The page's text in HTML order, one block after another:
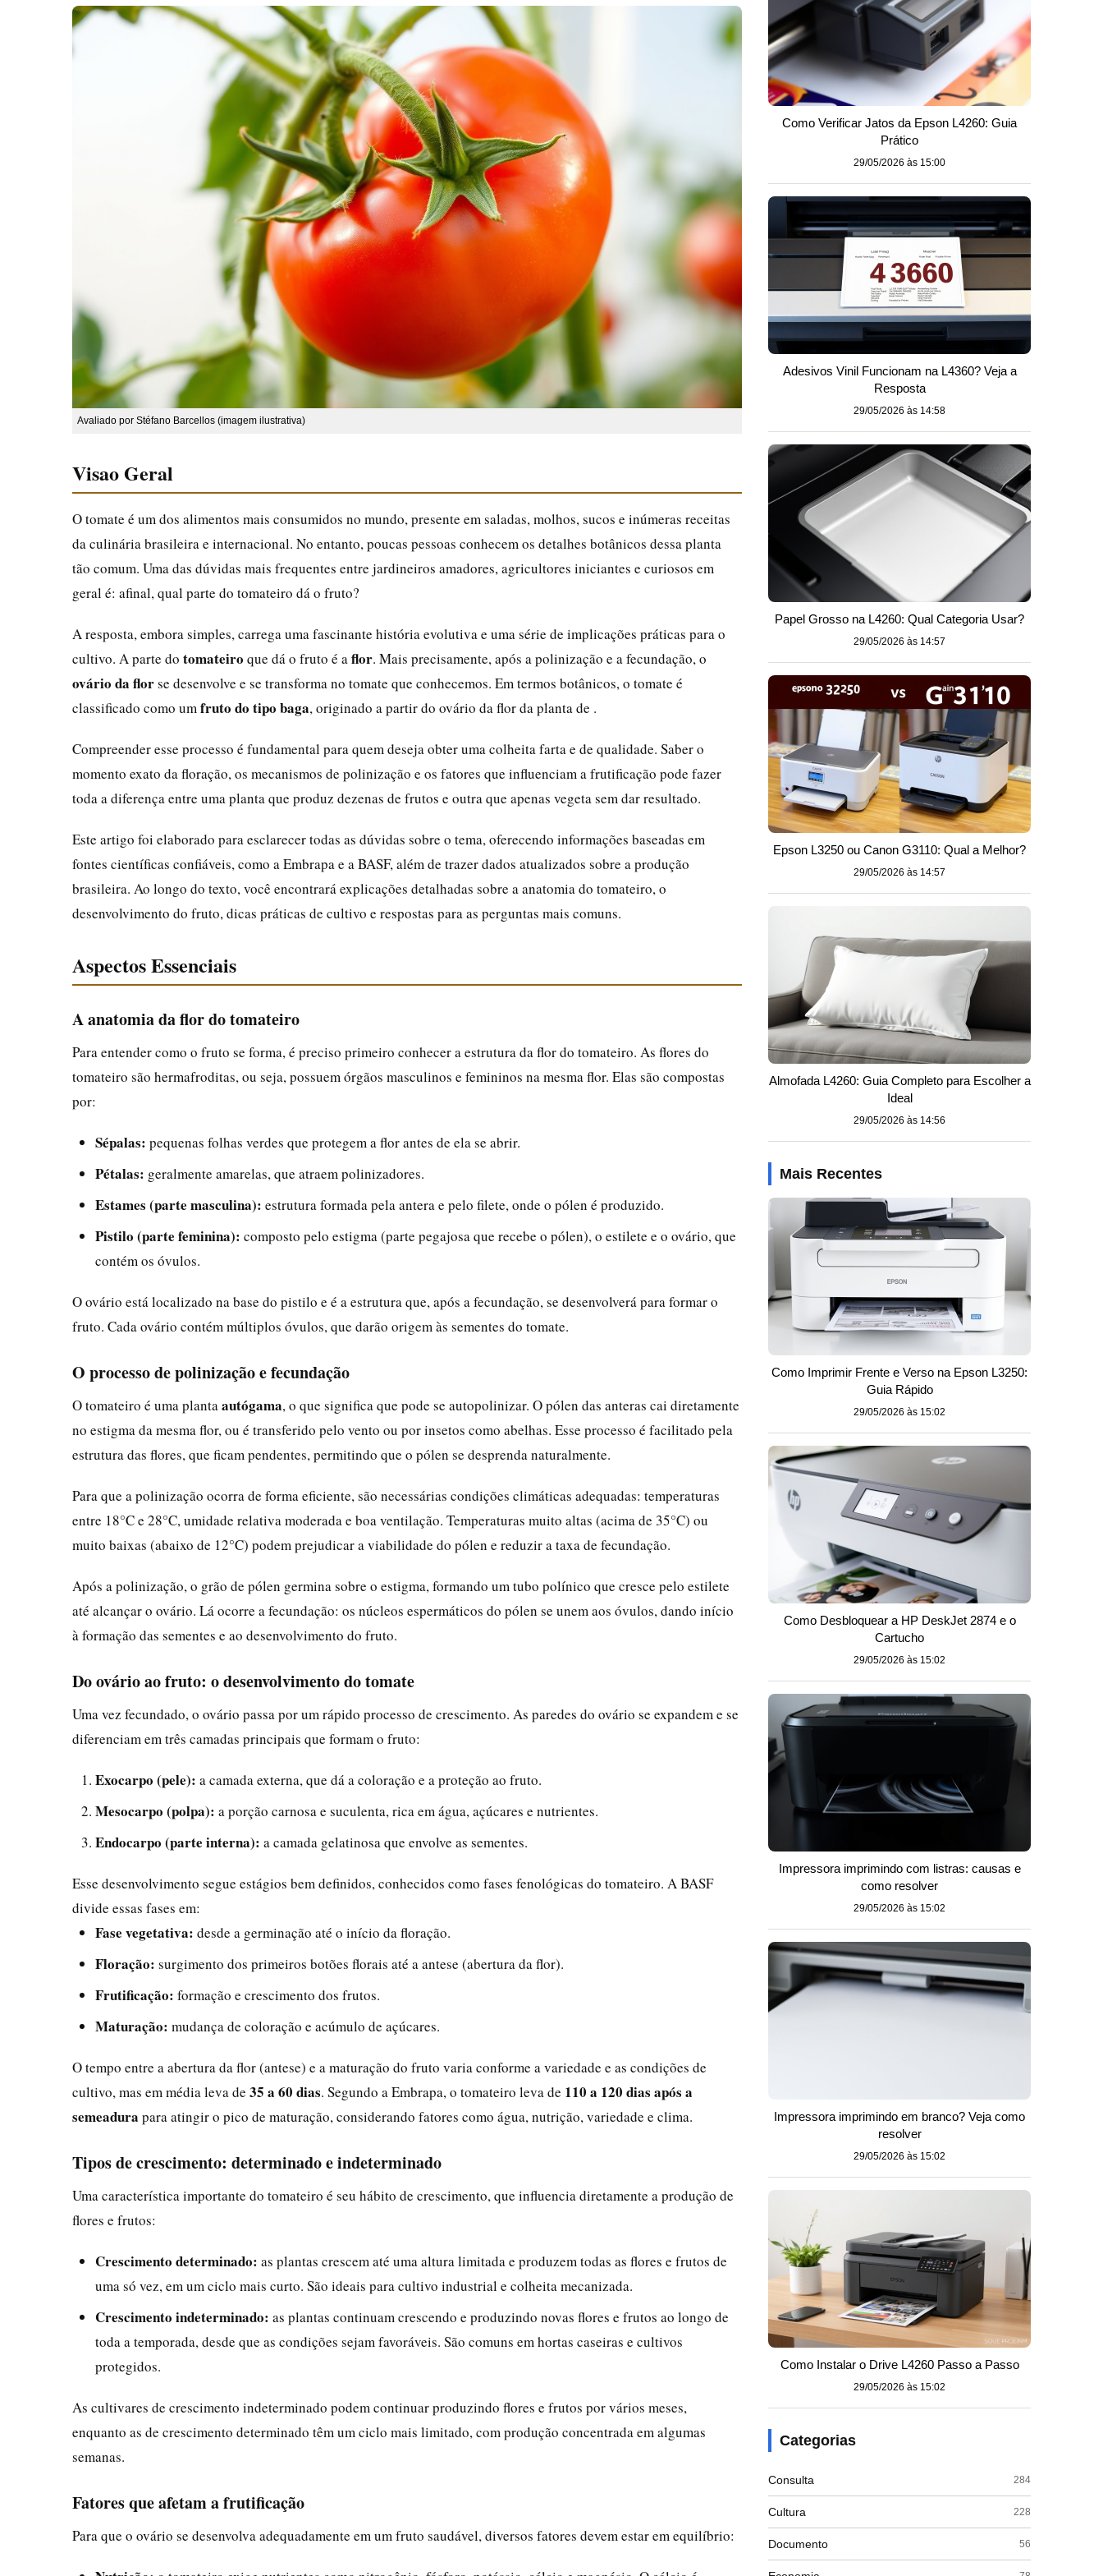
Avaliado por Stéfano Barcellos (imagem ilustrativa)
Visao Geral
O tomate é um dos alimentos mais consumidos no mundo, presente em saladas, molhos, sucos e inúmeras receitas
da culinária brasileira e internacional. No entanto, poucas pessoas conhecem os detalhes botânicos dessa planta
tão comum. Uma das dúvidas mais frequentes entre jardineiros amadores, agricultores iniciantes e curiosos em
geral é: afinal, qual parte do tomateiro dá o fruto?
A resposta, embora simples, carrega uma fascinante história evolutiva e uma série de implicações práticas para o
cultivo. A parte do tomateiro que dá o fruto é a flor. Mais precisamente, após a polinização e a fecundação, o
ovário da florse desenvolve e se transforma no tomate que conhecemos. Em termos botânicos, o tomate é
classificado como um fruto do tipo baga, originado a partir do ovário da flor da planta de .
Compreender esse processo é fundamental para quem deseja obter uma colheita farta e de qualidade. Saber o
momento exato da floração, os mecanismos de polinização e os fatores que influenciam a frutificação pode fazer
toda a diferença entre uma planta que produz dezenas de frutos e outra que apenas vegeta sem dar resultado.
Este artigo foi elaborado para esclarecer todas as dúvidas sobre o tema, oferecendo informações baseadas em
fontes científicas confiáveis, como a Embrapa e a BASF, além de trazer dados atualizados sobre a produção
brasileira. Ao longo do texto, você encontrará explicações detalhadas sobre a anatomia do tomateiro, o
desenvolvimento do fruto, dicas práticas de cultivo e respostas para as perguntas mais comuns.
Aspectos Essenciais
A anatomia da flor do tomateiro
Para entender como o fruto se forma, é preciso primeiro conhecer a estrutura da flor do tomateiro. As flores do
tomateiro são hermafroditas, ou seja, possuem órgãos masculinos e femininos na mesma flor. Elas são compostas
por:
Sépalas: pequenas folhas verdes que protegem a flor antes de ela se abrir.
Pétalas: geralmente amarelas, que atraem polinizadores.
Estames (parte masculina): estrutura formada pela antera e pelo filete, onde o pólen é produzido.
Pistilo (parte feminina): composto pelo estigma (parte pegajosa que recebe o pólen), o estilete e o ovário, que
contém os óvulos.
O ovário está localizado na base do pistilo e é a estrutura que, após a fecundação, se desenvolverá para formar o
fruto. Cada ovário contém múltiplos óvulos, que darão origem às sementes do tomate.
O processo de polinização e fecundação
O tomateiro é uma planta autógama, o que significa que pode se autopolinizar. O pólen das anteras cai diretamente
no estigma da mesma flor, ou é transferido pelo vento ou por insetos como abelhas. Esse processo é facilitado pela
estrutura das flores, que ficam pendentes, permitindo que o pólen se desprenda naturalmente.
Para que a polinização ocorra de forma eficiente, são necessárias condições climáticas adequadas: temperaturas
entre 18°C e 28°C, umidade relativa moderada e boa ventilação. Temperaturas muito altas (acima de 35°C) ou
muito baixas (abaixo de 12°C) podem prejudicar a viabilidade do pólen e reduzir a taxa de fecundação.
Após a polinização, o grão de pólen germina sobre o estigma, formando um tubo polínico que cresce pelo estilete
até alcançar o ovário. Lá ocorre a fecundação: os núcleos espermáticos do pólen se unem aos óvulos, dando início
à formação das sementes e ao desenvolvimento do fruto.
Do ovário ao fruto: o desenvolvimento do tomate
Uma vez fecundado, o ovário passa por um rápido processo de crescimento. As paredes do ovário se expandem e se
diferenciam em três camadas principais que formam o fruto:
Exocarpo (pele): a camada externa, que dá a coloração e a proteção ao fruto.
Mesocarpo (polpa): a porção carnosa e suculenta, rica em água, açúcares e nutrientes.
Endocarpo (parte interna): a camada gelatinosa que envolve as sementes.
Esse desenvolvimento segue estágios bem definidos, conhecidos como fases fenológicas do tomateiro. A BASF
divide essas fases em:
Fase vegetativa: desde a germinação até o início da floração.
Floração: surgimento dos primeiros botões florais até a antese (abertura da flor).
Frutificação: formação e crescimento dos frutos.
Maturação: mudança de coloração e acúmulo de açúcares.
O tempo entre a abertura da flor (antese) e a maturação do fruto varia conforme a variedade e as condições de
cultivo, mas em média leva de 35 a 60 dias. Segundo a Embrapa, o tomateiro leva de 110 a 120 dias após a
semeadura para atingir o pico de maturação, considerando fatores como água, nutrição, variedade e clima.
Tipos de crescimento: determinado e indeterminado
Uma característica importante do tomateiro é seu hábito de crescimento, que influencia diretamente a produção de
flores e frutos:
Crescimento determinado: as plantas crescem até uma altura limitada e produzem todas as flores e frutos de
uma só vez, em um ciclo mais curto. São ideais para cultivo industrial e colheita mecanizada.
Crescimento indeterminado: as plantas continuam crescendo e produzindo novas flores e frutos ao longo de
toda a temporada, desde que as condições sejam favoráveis. São comuns em hortas caseiras e cultivos
protegidos.
As cultivares de crescimento indeterminado podem continuar produzindo flores e frutos por vários meses,
enquanto as de crescimento determinado têm um ciclo mais limitado, com produção concentrada em algumas
semanas.
Fatores que afetam a frutificação
Para que o ovário se desenvolva adequadamente em um fruto saudável, diversos fatores devem estar em equilíbrio:
Como Verificar Jatos da Epson L4260: Guia
Prático
29/05/2026 às 15:00
Adesivos Vinil Funcionam na L4360? Veja a
Resposta
29/05/2026 às 14:58
Papel Grosso na L4260: Qual Categoria Usar?
29/05/2026 às 14:57
Epson L3250 ou Canon G3110: Qual a Melhor?
29/05/2026 às 14:57
Almofada L4260: Guia Completo para Escolher a
Ideal
29/05/2026 às 14:56
Mais Recentes
Como Imprimir Frente e Verso na Epson L3250:
Guia Rápido
29/05/2026 às 15:02
Como Desbloquear a HP DeskJet 2874 e o
Cartucho
29/05/2026 às 15:02
Impressora imprimindo com listras: causas e
como resolver
29/05/2026 às 15:02
Impressora imprimindo em branco? Veja como
resolver
29/05/2026 às 15:02
Como Instalar o Drive L4260 Passo a Passo
29/05/2026 às 15:02
Categorias
Consulta 284
Cultura 228
Documento 56